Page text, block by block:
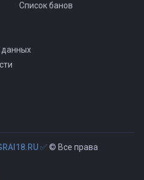
Список банов
данных
✅© Все права